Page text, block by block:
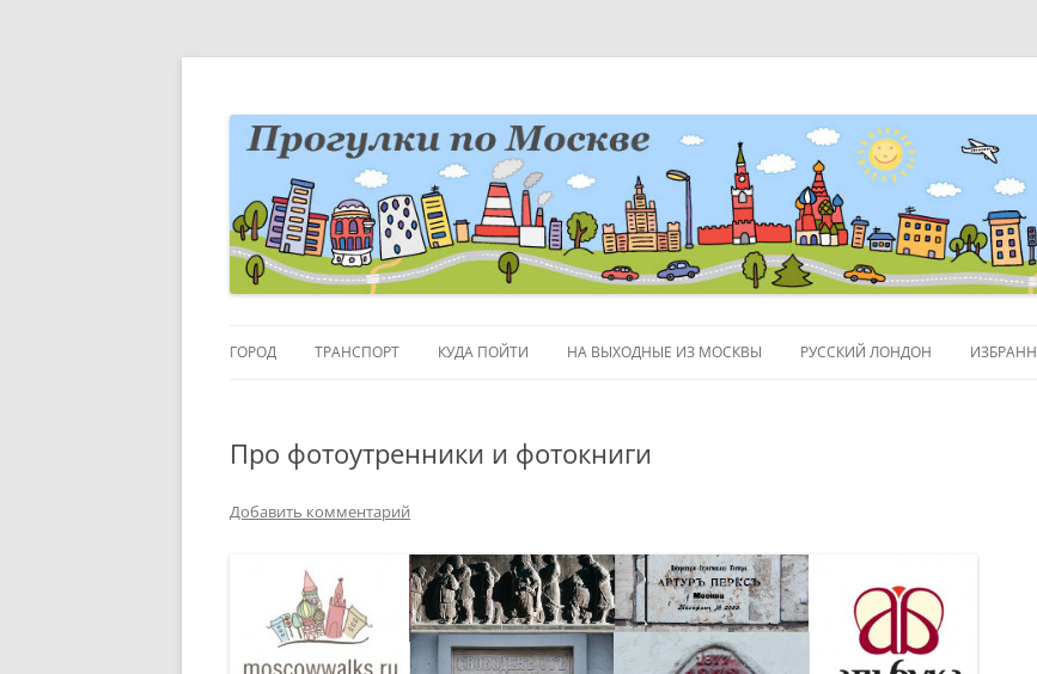
Перейти
ГОРОД
ГОРОДСКИЕ ДЕТАЛИ
ТРАНСПОРТ КУДА ПОЙТИ
МУЗЕИ
НА ВЫХОДНЫЕ ИЗ МОСКВЫ РУССКИЙ ЛОНДОН
Про фотоутренники и фотокниги
Добавить комментарий